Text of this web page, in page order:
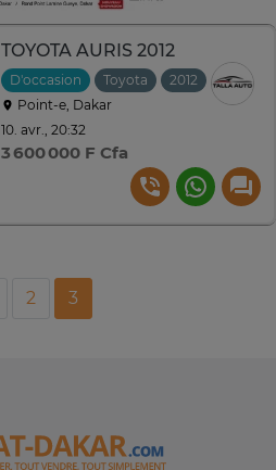
TOYOTA AURIS 2012
D'occasion Toyota 2012
Point-e, Dakar
10. avr., 20:32
3 600 000 F Cfa
2 3